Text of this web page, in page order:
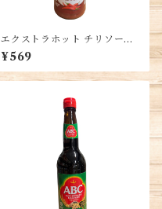
エクストラホット チリソー
ス、インドネシア産 395ml、
EXTRA HOT CHILI SAUC
E, SAMBAL EXTRA PEDAS
¥569